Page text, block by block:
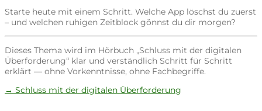
Starte heute mit einem Schritt. Welche App löschst du zuerst
– und welchen ruhigen Zeitblock gönnst du dir morgen?
Dieses Thema wird im Hörbuch „Schluss mit der digitalen
Überforderung“ klar und verständlich Schritt für Schritt
erklärt — ohne Vorkenntnisse, ohne Fachbegriffe.
→ Schluss mit der digitalen Überforderung